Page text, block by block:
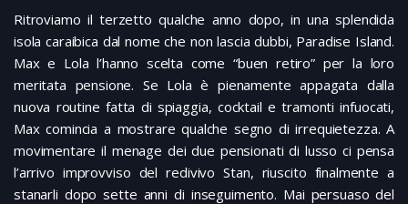
Ritroviamo il terzetto qualche anno dopo, in una splendida
isola caraibica dal nome che non lascia dubbi, Paradise Island.
Max e Lola l’hanno scelta come “buen retiro” per la loro
meritata pensione. Se Lola è pienamente appagata dalla
nuova routine fatta di spiaggia, cocktail e tramonti infuocati,
Max comincia a mostrare qualche segno di irrequietezza. A
movimentare il menage dei due pensionati di lusso ci pensa
l’arrivo improvviso del redivivo Stan, riuscito finalmente a
stanarli dopo sette anni di inseguimento. Mai persuaso del